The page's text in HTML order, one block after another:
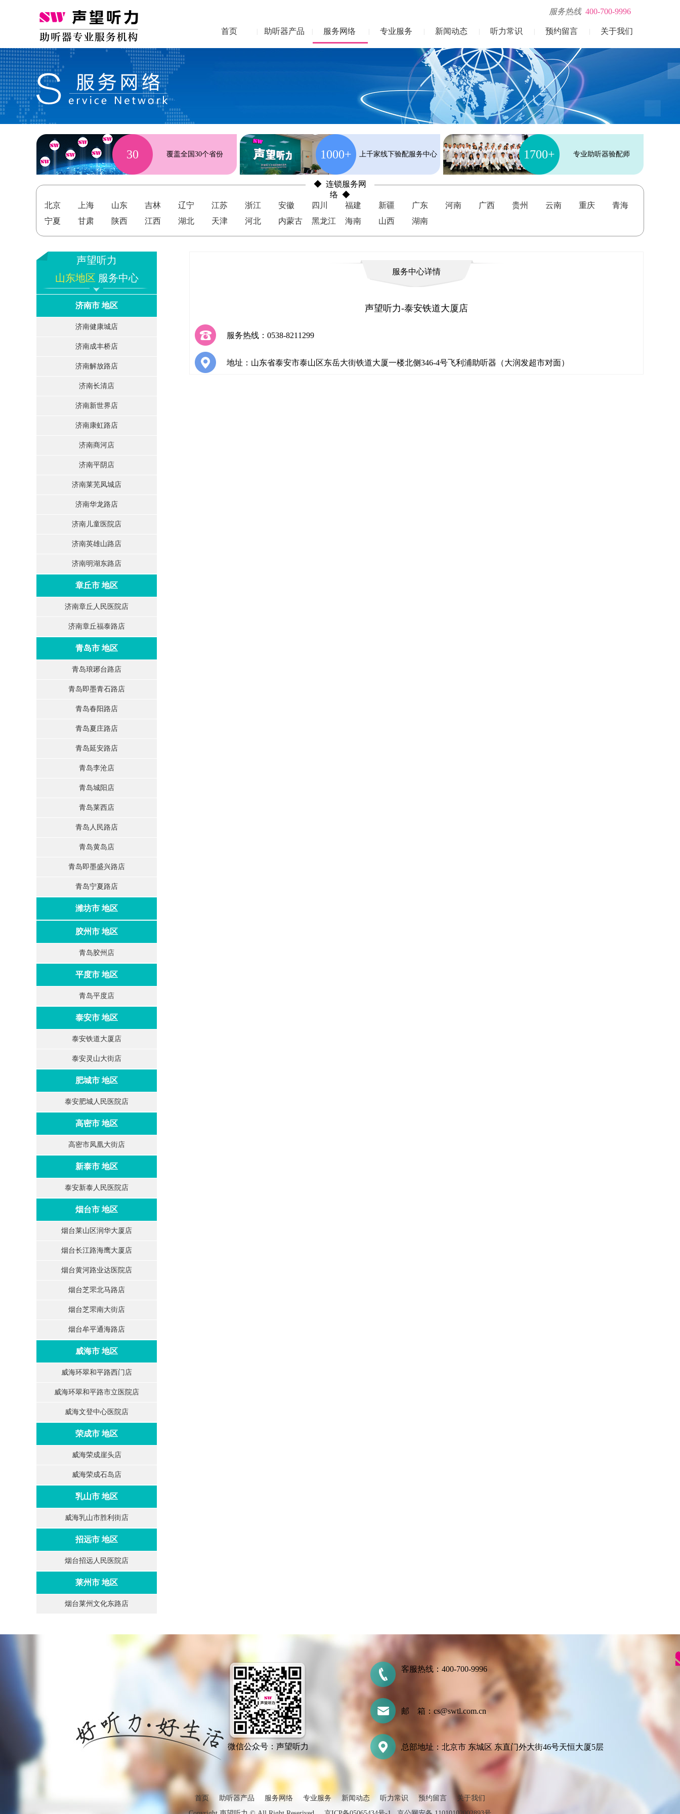
服务热线 400-700-9996
关于我们
预约留言
听力常识
新闻动态
专业服务
服务网络
助听器产品
首页
30 覆盖全国30个省份 1000+ 上千家线下验配服务中心 1700+ 专业助听器验配师
◆ 连锁服务网
络 ◆
北京
上海 山东 吉林 辽宁 江苏 浙江 安徽 四川 福建 新疆 广东 河南 广西 贵州 云南 重庆
青海
宁夏
甘肃 陕西 江西 湖北 天津 河北 内蒙古 黑龙江 海南 山西 湖南
声望听力
山东地区 服务中心
济南市 地区
济南健康城店
济南成丰桥店
济南解放路店
济南长清店
济南新世界店
济南康虹路店
济南商河店
济南平阴店
济南莱芜凤城店
济南华龙路店
济南儿童医院店
济南英雄山路店
济南明湖东路店
章丘市 地区
济南章丘人民医院店
济南章丘福泰路店
青岛市 地区
青岛琅琊台路店
青岛即墨青石路店
青岛春阳路店
青岛夏庄路店
青岛延安路店
青岛李沧店
青岛城阳店
青岛莱西店
青岛人民路店
青岛黄岛店
青岛即墨盛兴路店
青岛宁夏路店
潍坊市 地区
胶州市 地区
青岛胶州店
平度市 地区
青岛平度店
泰安市 地区
泰安铁道大厦店
泰安灵山大街店
肥城市 地区
泰安肥城人民医院店
高密市 地区
高密市凤凰大街店
新泰市 地区
泰安新泰人民医院店
烟台市 地区
烟台莱山区润华大厦店
烟台长江路海鹰大厦店
烟台黄河路业达医院店
烟台芝罘北马路店
烟台芝罘南大街店
烟台牟平通海路店
威海市 地区
威海环翠和平路西门店
威海环翠和平路市立医院店
威海文登中心医院店
荣成市 地区
威海荣成崖头店
威海荣成石岛店
乳山市 地区
威海乳山市胜利街店
招远市 地区
烟台招远人民医院店
莱州市 地区
烟台莱州文化东路店
服务中心详情
声望听力-泰安铁道大厦店
服务热线：0538-8211299
地址：山东省泰安市泰山区东岳大街铁道大厦一楼北侧346-4号飞利浦助听器（大润发超市对面）
微信公众号：声望听力
客服热线：400-700-9996
邮 箱：cs@swtl.com.cn
总部地址：北京市 东城区 东直门外大街46号天恒大厦5层
首页 助听器产品 服务网络 专业服务 新闻动态 听力常识 预约留言
关于我们